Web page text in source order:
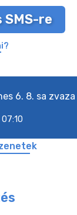
SMS-re
6. 8. sa